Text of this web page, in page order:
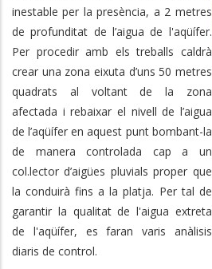
inestable per la presència, a 2 metres
de profunditat de l’aigua de l'aqüífer.
Per procedir amb els treballs caldrà
crear una zona eixuta d’uns 50 metres
quadrats al voltant de la zona
afectada i rebaixar el nivell de l’aigua
de l’aqüífer en aquest punt bombant-la
de manera controlada cap a un
col.lector d’aigües pluvials proper que
la conduirà fins a la platja. Per tal de
garantir la qualitat de l'aigua extreta
de l'aqüífer, es faran varis anàlisis
diaris de control.